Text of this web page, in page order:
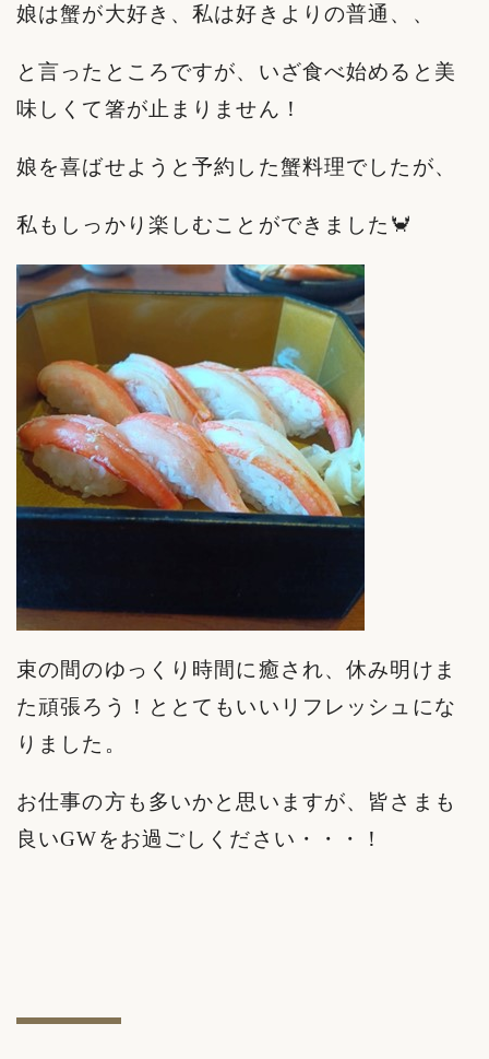
娘は蟹が大好き、私は好きよりの普通、、
と言ったところですが、いざ食べ始めると美
味しくて箸が止まりません！
娘を喜ばせようと予約した蟹料理でしたが、
私もしっかり楽しむことができました🦀
束の間のゆっくり時間に癒され、休み明けま
た頑張ろう！ととてもいいリフレッシュにな
りました。
お仕事の方も多いかと思いますが、皆さまも
良いGWをお過ごしください・・・！